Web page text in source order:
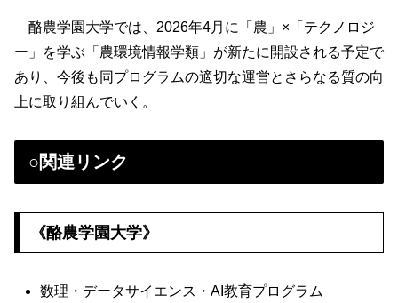
酪農学園大学では、2026年4月に「農」×「テクノロジ
ー」を学ぶ「農環境情報学類」が新たに開設される予定で
あり、今後も同プログラムの適切な運営とさらなる質の向
上に取り組んでいく。
○関連リンク
《酪農学園大学》
数理・データサイエンス・AI教育プログラム